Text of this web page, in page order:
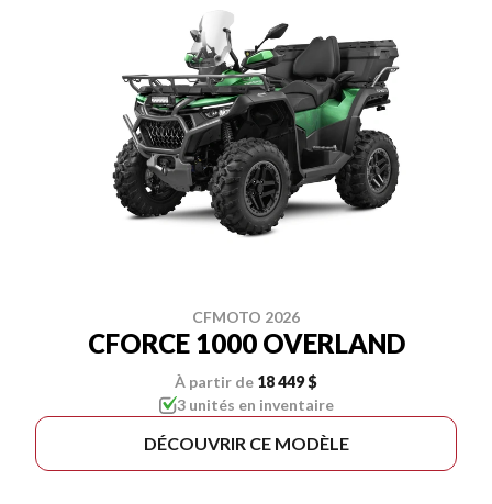
CFMOTO 2026
CFORCE 1000 OVERLAND
À partir de 18 449 $
3 unités en inventaire
DÉCOUVRIR CE MODÈLE